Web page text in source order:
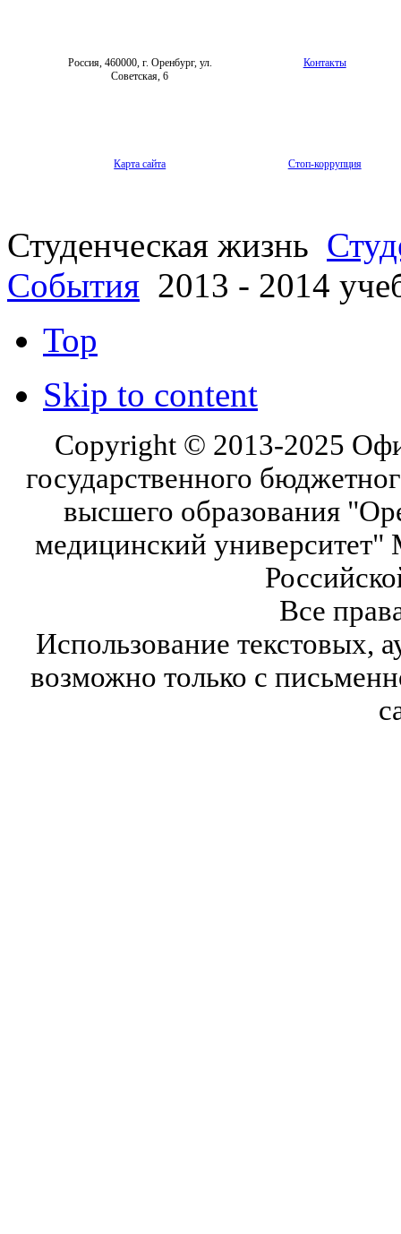
Россия, 460000, г. Оренбург, ул.
Советская, 6
Контакты
Карта сайта Стоп-коррупция
Студенческая жизнь
События 2013 - 2014
Top
Skip to content
Copyright © 2013-2025
государственного
высшего образования
медицинский университет"
Все
Использование текстовых,
возможно только с